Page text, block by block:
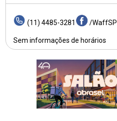
(11) 4485-3281 /WaffSP
Sem informações de horários